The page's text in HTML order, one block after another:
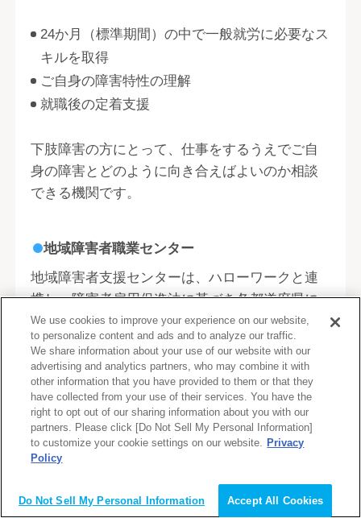
24か月（標準期間）の中で一般就労に必要なス
キルを取得
ご自身の障害特性の理解
就職後の定着支援
下肢障害の方にとって、仕事をするうえでご自
身の障害とどのように向き合えばよいのか相談
できる機関です。
地域障害者職業センター
地域障害者支援センターは、ハローワークと連
携し、障害者雇用促進法に基づき各都道府県に
設置されている支援機関です。
ハローワークといった他の支援機関や企業など
と連携して、「職業リハビリテーション」を提
供しています。
地域障害者支援センターは、各都道府県に設置
す。
We use cookies to improve your experience on our website,
to personalize content and ads and to analyze our traffic.
We share information about your use of our website with our
advertising and analytics partners, who may combine it with
other information that you have provided to them or that they
have collected from your use of their services. You have the
right to opt out of our sharing information about you with our
partners. Please click [Do Not Sell My Personal Information]
to customize your cookie settings on our website. Privacy
Policy
Do Not Sell My Personal Information Accept All Cookies